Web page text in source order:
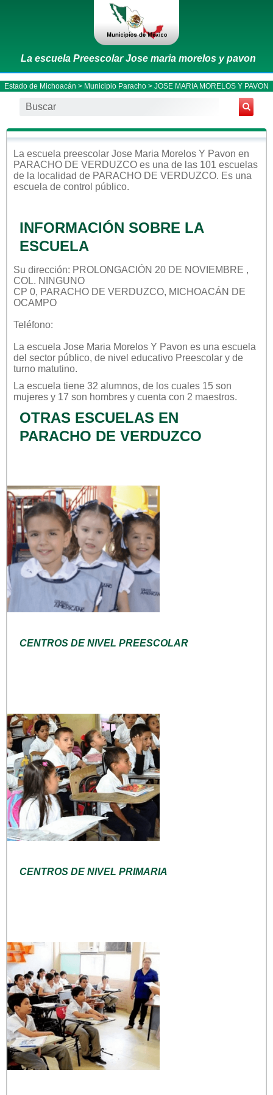
La escuela Preescolar Jose maria morelos y pavon
Estado de Michoacán > Municipio Paracho > JOSE MARIA MORELOS Y PAVON
La escuela preescolar Jose Maria Morelos Y Pavon en
PARACHO DE VERDUZCO es una de las 101 escuelas
de la localidad de PARACHO DE VERDUZCO. Es una
escuela de control público.
INFORMACIÓN SOBRE LA
ESCUELA
Su dirección: PROLONGACIÓN 20 DE NOVIEMBRE ,
COL. NINGUNO
CP 0, PARACHO DE VERDUZCO, MICHOACÁN DE
OCAMPO
Teléfono:
La escuela Jose Maria Morelos Y Pavon es una escuela
del sector público, de nivel educativo Preescolar y de
turno matutino.
La escuela tiene 32 alumnos, de los cuales 15 son
mujeres y 17 son hombres y cuenta con 2 maestros.
OTRAS ESCUELAS EN
PARACHO DE VERDUZCO
CENTROS DE NIVEL PREESCOLAR
CENTROS DE NIVEL PRIMARIA